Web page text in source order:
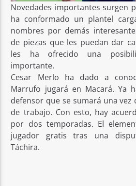
Novedades importantes surgen
ha conformado un plantel
nombres por demás
de piezas que les puedan dar
les ha ofrecido una
importante.
Cesar Merlo ha dado a
Marrufo jugará en Macará. Ya
defensor que se sumará una vez
de trabajo. Con esto, hay
por dos temporadas. El
jugador gratis tras una
Táchira.